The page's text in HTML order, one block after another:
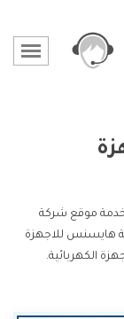
خدمة موقع شركة
هايسنس للاجهزة
الكهربائية.